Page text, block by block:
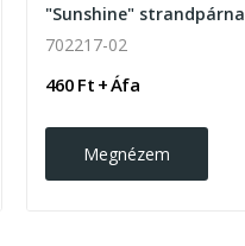
"Sunshine" strandpárna
702217-02
460 Ft + Áfa
Megnézem